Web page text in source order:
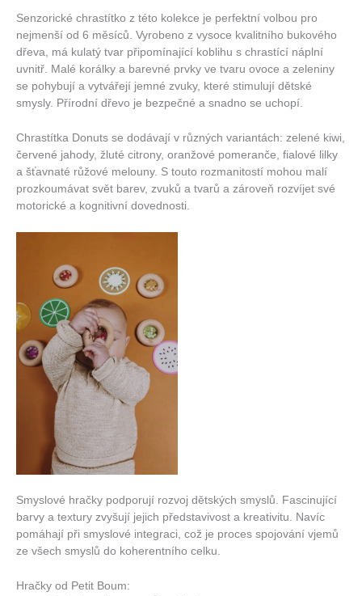
Senzorické chrastítko z této kolekce je perfektní volbou pro
nejmenší od 6 měsíců. Vyrobeno z vysoce kvalitního bukového
dřeva, má kulatý tvar připomínající koblihu s chrastící náplní
uvnitř. Malé korálky a barevné prvky ve tvaru ovoce a zeleniny
se pohybují a vytvářejí jemné zvuky, které stimulují dětské
smysly. Přírodní dřevo je bezpečné a snadno se uchopí.
Chrastítka Donuts se dodávají v různých variantách: zelené kiwi,
červené jahody, žluté citrony, oranžové pomeranče, fialové lilky
a šťavnaté růžové melouny. S touto rozmanitostí mohou malí
prozkoumávat svět barev, zvuků a tvarů a zároveň rozvíjet své
motorické a kognitivní dovednosti.
Smyslové hračky podporují rozvoj dětských smyslů. Fascinující
barvy a textury zvyšují jejich představivost a kreativitu. Navíc
pomáhají při smyslové integraci, což je proces spojování vjemů
ze všech smyslů do koherentního celku.
Hračky od Petit Boum: